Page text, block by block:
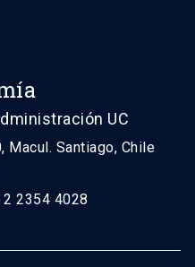
UC
Macul. Santiago, Chile
2354 4028